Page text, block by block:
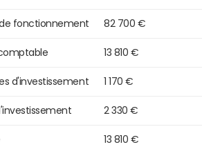
fonctionnement 82 700 €
13 810 €
d'investissement 1 170 €
2 330 €
13 810 €